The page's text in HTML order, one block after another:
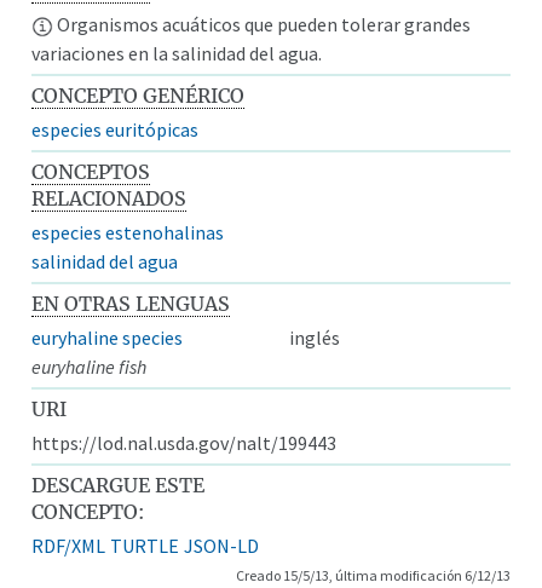
Organismos acuáticos que pueden tolerar grandes
variaciones en la salinidad del agua.
CONCEPTO GENÉRICO
especies euritópicas
CONCEPTOS
RELACIONADOS
especies estenohalinas
salinidad del agua
EN OTRAS LENGUAS
euryhaline species
inglés
euryhaline fish
URI
https://lod.nal.usda.gov/nalt/199443
DESCARGUE ESTE
CONCEPTO:
RDF/XML TURTLE JSON-LD
Creado 15/5/13, última modificación 6/12/13